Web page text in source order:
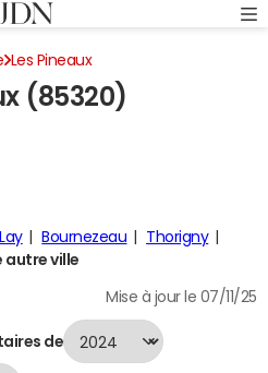
Les Pineaux
(85320)
Bournezeau
Thorigny
autre ville
Mise à jour le 07/11/25
de